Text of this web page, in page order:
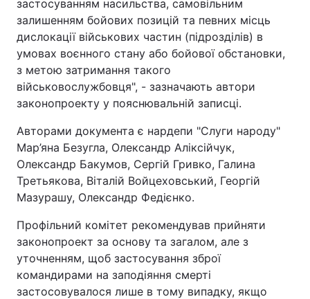
застосуванням насильства, самовільним
залишенням бойових позицій та певних місць
дислокації військових частин (підрозділів) в
умовах воєнного стану або бойової обстановки,
з метою затримання такого
військовослужбовця", - зазначають автори
законопроекту у пояснювальній записці.
Авторами документа є нардепи "Слуги народу"
Мар’яна Безугла, Олександр Аліксійчук,
Олександр Бакумов, Сергій Гривко, Галина
Третьякова, Віталій Войцеховський, Георгій
Мазурашу, Олександр Федієнко.
Профільний комітет рекомендував прийняти
законопроект за основу та загалом, але з
уточненням, щоб застосування зброї
командирами на заподіяння смерті
застосовувалося лише в тому випадку, якщо